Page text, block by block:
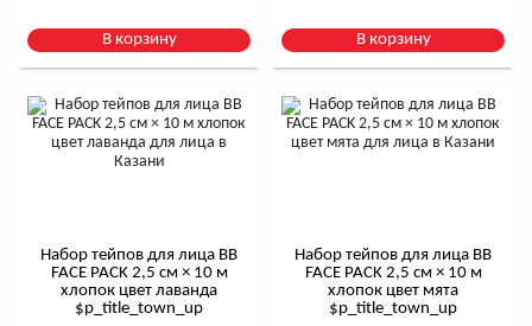
В корзину В корзину
Набор тейпов для лица BB
FACE PACK 2,5 см × 10 м
хлопок цвет лаванда
$р_title_town_up
Набор тейпов для лица BB
FACE PACK 2,5 см × 10 м
хлопок цвет мята
$р_title_town_up